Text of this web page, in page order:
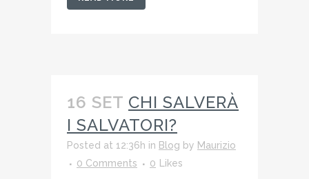
16 SET CHI SALVERÀ
I SALVATORI?
Posted at 12:36h in Blog by Maurizio
0 Comments
0 Likes